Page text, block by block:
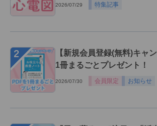
2026/07/29 特集記事
２
【新規会員登録(無料)キャ
1冊まるごとプレゼント！
2026/07/30 会員限定 お知らせ